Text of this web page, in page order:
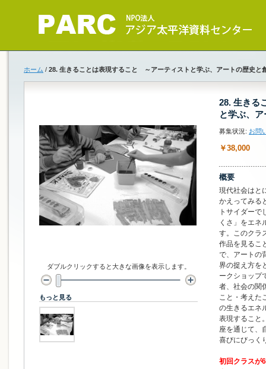
ホーム / 28. 生きることは表現すること ～アーティストと学ぶ、アートの歴史と
28. 生きる
と学ぶ、
募集状況: お問
￥38,000
概要
現代社会はと
かえってみる
トサイダーで
くさ」をエネ
す。このクラ
作品を見るこ
で、アートの
界の捉え方を
ークショップ
者、社会の関
こと・考えた
の生きるエネ
表現すること
座を通じて、
喜びにびっく
初回クラスが
ダブルクリックすると大きな画像を表示します。
もっと見る